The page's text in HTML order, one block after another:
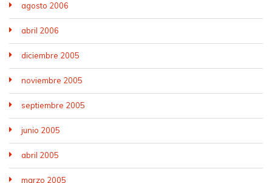
agosto 2006
abril 2006
diciembre 2005
noviembre 2005
septiembre 2005
junio 2005
abril 2005
marzo 2005